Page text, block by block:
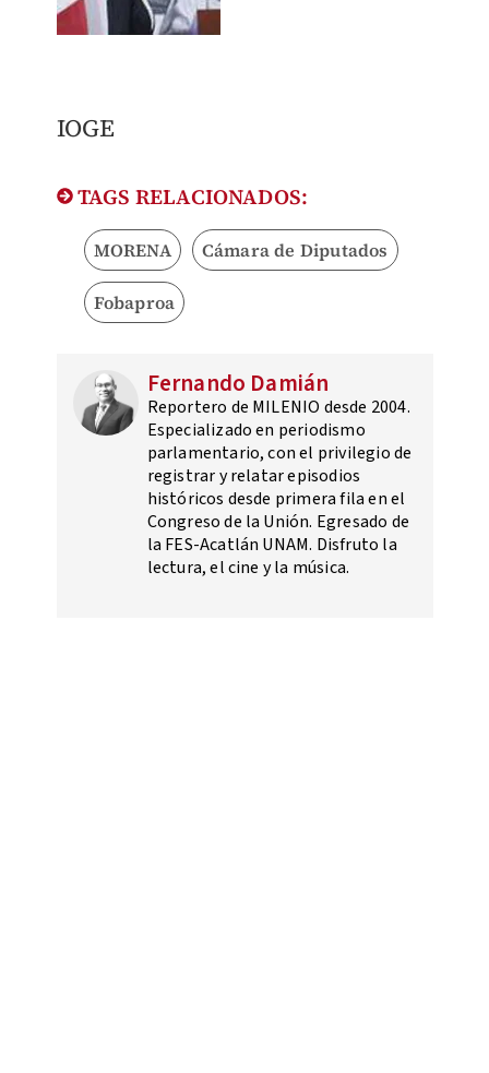
​IOGE
TAGS RELACIONADOS:
MORENA Cámara de Diputados
Fobaproa
Fernando Damián
Reportero de MILENIO desde 2004.
Especializado en periodismo
parlamentario, con el privilegio de
registrar y relatar episodios
históricos desde primera fila en el
Congreso de la Unión. Egresado de
la FES-Acatlán UNAM. Disfruto la
lectura, el cine y la música.